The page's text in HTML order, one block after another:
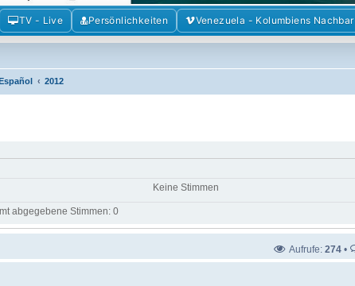
TV - Live Persönlichkeiten Venezuela - Kolumbiens Nachbar
2012
Keine Stimmen
abgegebene Stimmen: 0
Aufrufe: 274 •